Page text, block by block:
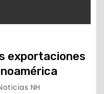
exportaciones
NH